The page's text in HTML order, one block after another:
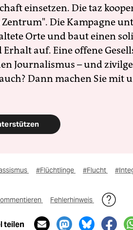
einsetzen. Die taz
Die Kampagne
Orte und baut einen
Erhalt auf. Eine offene
Journalismus – und
Dann machen Sie mit
#Flüchtlinge #Flucht
Fehlerhinweis
teilen